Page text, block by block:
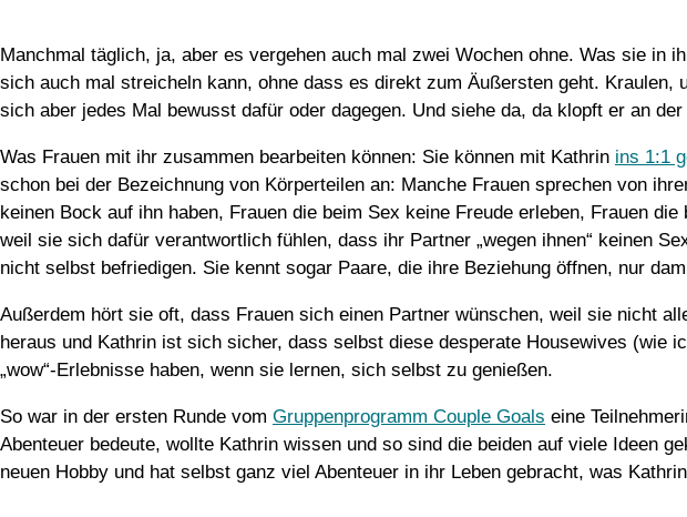
Manchmal täglich, ja, aber es vergehen auch mal zwei Wochen ohne. Was sie
sich auch mal streicheln kann, ohne dass es direkt zum Äußersten geht.
sich aber jedes Mal bewusst dafür oder dagegen. Und siehe da, da klopft er an
Was Frauen mit ihr zusammen bearbeiten können: Sie können mit Kathrin ins 1:1
schon bei der Bezeichnung von Körperteilen an: Manche Frauen sprechen von
keinen Bock auf ihn haben, Frauen die beim Sex keine Freude erleben, Frauen
weil sie sich dafür verantwortlich fühlen, dass ihr Partner „wegen ihnen“ keinen
nicht selbst befriedigen. Sie kennt sogar Paare, die ihre Beziehung öffnen, nur
Außerdem hört sie oft, dass Frauen sich einen Partner wünschen, weil sie nicht
heraus und Kathrin ist sich sicher, dass selbst diese desperate Housewives (wie
„wow“-Erlebnisse haben, wenn sie lernen, sich selbst zu genießen.
So war in der ersten Runde vom Gruppenprogramm Couple Goals eine
Abenteuer bedeute, wollte Kathrin wissen und so sind die beiden auf viele Ideen
neuen Hobby und hat selbst ganz viel Abenteuer in ihr Leben gebracht, was